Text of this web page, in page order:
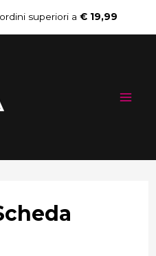
superiori a € 19,99